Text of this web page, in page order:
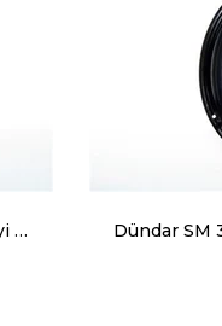
Dündar SM 25.4E Monofaze Sanayi Tipi Aksiyal Aspiratör 1250 m³ 1400 RPM